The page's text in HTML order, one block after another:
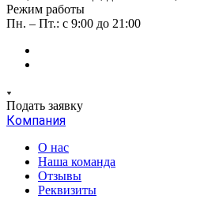
Режим работы
Пн. – Пт.: с 9:00 до 21:00
Подать заявку
Компания
О нас
Наша команда
Отзывы
Реквизиты